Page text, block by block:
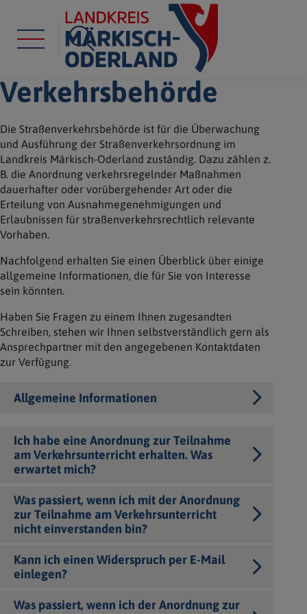
Verkehrsbehörde
Die Straßenverkehrsbehörde ist für die Überwachung
und Ausführung der Straßenverkehrsordnung im
Landkreis Märkisch-Oderland zuständig. Dazu zählen z.
B. die Anordnung verkehrsregelnder Maßnahmen
dauerhafter oder vorübergehender Art oder die
Erteilung von Ausnahmegenehmigungen und
Erlaubnissen für straßenverkehrsrechtlich relevante
Vorhaben.
Nachfolgend erhalten Sie einen Überblick über einige
allgemeine Informationen, die für Sie von Interesse
sein könnten.
Haben Sie Fragen zu einem Ihnen zugesandten
Schreiben, stehen wir Ihnen selbstverständlich gern als
Ansprechpartner mit den angegebenen Kontaktdaten
zur Verfügung.
Allgemeine Informationen
Ich habe eine Anordnung zur Teilnahme
am Verkehrsunterricht erhalten. Was
erwartet mich?
Was passiert, wenn ich mit der Anordnung
zur Teilnahme am Verkehrsunterricht
nicht einverstanden bin?
Kann ich einen Widerspruch per E-Mail
einlegen?
Was passiert, wenn ich der Anordnung zur